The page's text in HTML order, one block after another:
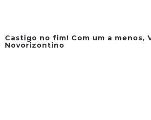
Castigo no fim! Com um a menos,
Novorizontino